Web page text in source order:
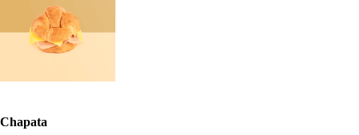
Chapata